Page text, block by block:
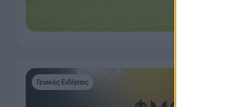
Γενικές Ειδήσεις